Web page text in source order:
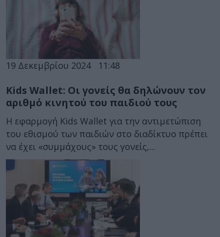
19 Δεκεμβρίου 2024 11:48
Kids Wallet: Οι γονείς θα δηλώνουν τον
αριθμό κινητού του παιδιού τους
Η εφαρμογή Kids Wallet για την αντιμετώπιση
του εθισμού των παιδιών στο διαδίκτυο πρέπει
να έχει «συμμάχους» τους γονείς,...